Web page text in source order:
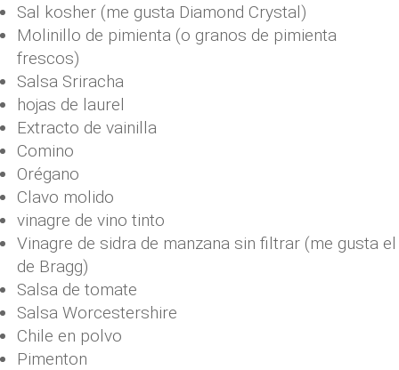
Sal kosher (me gusta Diamond Crystal)
Molinillo de pimienta (o granos de pimienta
frescos)
Salsa Sriracha
hojas de laurel
Extracto de vainilla
Comino
Orégano
Clavo molido
vinagre de vino tinto
Vinagre de sidra de manzana sin filtrar (me gusta el
de Bragg)
Salsa de tomate
Salsa Worcestershire
Chile en polvo
Pimenton